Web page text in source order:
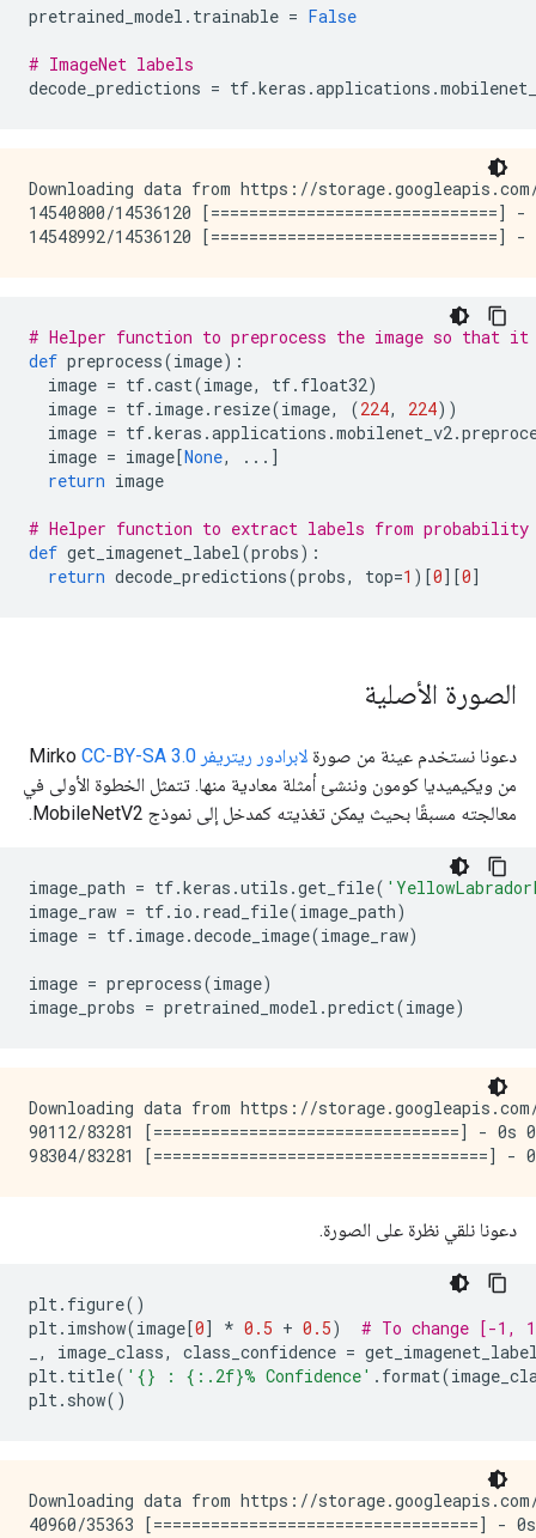
pretrained_model . trainable = False
# ImageNet labels
decode_predictions = tf.keras .applications .
Downloading data from https://
14540800/14536120
# Helper function to preprocess the image so that it
def preprocess(image):
image = tf.cast(image, tf. float32)
image = tf. image. resize(image, (224, 224))
image = tf.keras .applications .mobilenet_v2.
image = image [None,
...]
return image
# Helper function to extract labels from probability
def get_imagenet_label(probs):
return decode_predictions(probs, top=1 )[0][0]
الصورة الأصلية
دعونا نستخدم عينة من صورة لابرادور ريتريفر CC-BY-SA 3.0
من ويكيميديا ​​كومون وننشئ أمثلة معادية منها. تتمثل الخطوة الأولى في
معالجته مسبقًا بحيث يمكن تغذيته كمدخل إلى نموذج MobileNetV2.
image_path = tf.keras .utils .get_file(
image_raw = tf. io . read_file(image_path)
image = tf. image.decode_image(image_raw)
image = preprocess(image)
image_probs = pretrained_model .predict(image)
Downloading data from https://
90112/83281 [================================] - 0s
دعونا نلقي نظرة على الصورة.
plt. figure()
plt. imshow(image [0] * 0.5 + 0.5)
# To change [-1,
, image_class, class_confidence =
plt. title( '{} : {:.2f}% Confidence' . format(
plt. show()
Downloading data from https://
40960/35363 [==================================] -